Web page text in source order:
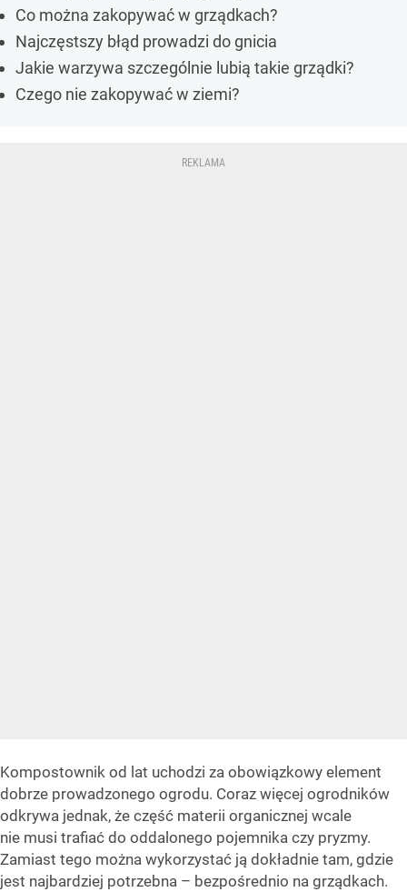
Co można zakopywać w grządkach?
Najczęstszy błąd prowadzi do gnicia
Jakie warzywa szczególnie lubią takie grządki?
Czego nie zakopywać w ziemi?
Kompostownik od lat uchodzi za obowiązkowy element
dobrze prowadzonego ogrodu. Coraz więcej ogrodników
odkrywa jednak, że część materii organicznej wcale
nie musi trafiać do oddalonego pojemnika czy pryzmy.
Zamiast tego można wykorzystać ją dokładnie tam, gdzie
jest najbardziej potrzebna – bezpośrednio na grządkach.